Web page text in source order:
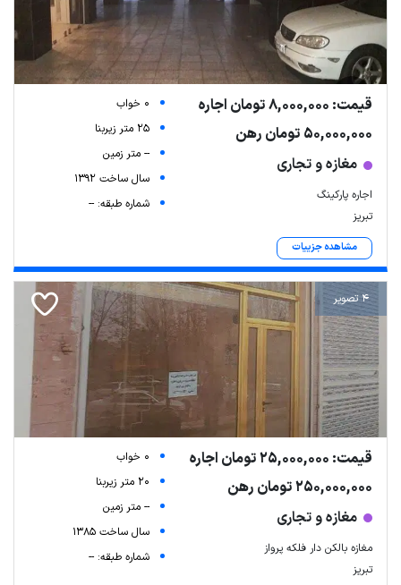
قیمت: 8,000,000 تومان اجاره
50,000,000 تومان رهن
مغازه و تجاری
اجاره پارکینگ
تبریز
مشاهده جزییات
0 خواب
25 متر زیربنا
-- متر زمین
سال ساخت 1392
شماره طبقه: --
4 تصویر
قیمت: 25,000,000 تومان اجاره
250,000,000 تومان رهن
مغازه و تجاری
مغازه بالکن دار فلکه پرواز
تبریز
0 خواب
20 متر زیربنا
-- متر زمین
سال ساخت 1385
شماره طبقه: --